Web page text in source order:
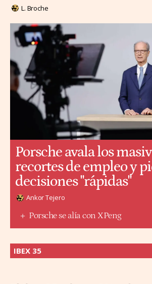
L. Broche
Porsche avala los
recortes de empleo y
decisiones "rápidas"
Ankor Tejero
Porsche se alía con XPeng
IBEX 35